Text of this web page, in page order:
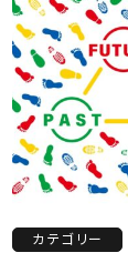
カテゴリー